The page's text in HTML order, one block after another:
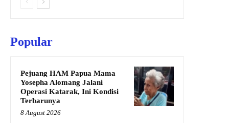
Popular
Pejuang HAM Papua Mama
Yosepha Alomang Jalani
Operasi Katarak, Ini Kondisi
Terbarunya
8 August 2026